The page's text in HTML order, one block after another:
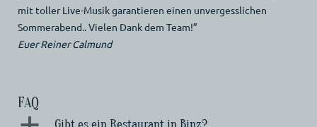
mit toller Live-Musik garantieren einen unvergesslichen
Sommerabend.. Vielen Dank dem Team!”
Euer Reiner Calmund
FAQ